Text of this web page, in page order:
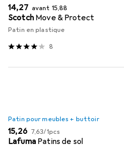
EUR
14,27 avant EUR
15,88
Scotch Move & Protect
Patin en plastique
8
Patin pour meubles + buttoir
EUR
15,26 EUR
7,63/1pcs
Lafuma Patins de sol